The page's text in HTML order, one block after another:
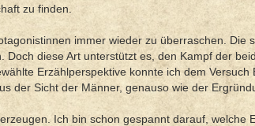
zu finden.
immer wieder zu überraschen. Die
diese Art unterstützt es, den Kampf der
Erzählperspektive konnte ich dem Versuch
der Sicht der Männer, genauso wie der
Ich bin schon gespannt darauf, welche